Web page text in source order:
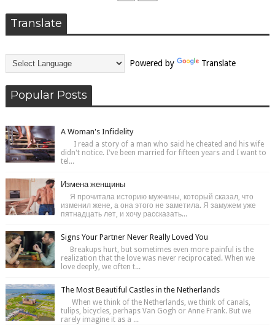
Translate
Powered by Translate
Popular Posts
A Woman's Infidelity
I read a story of a man who said he cheated and his wife
didn't notice. I've been married for fifteen years and I want to
tel...
Измена женщины
Я прочитала историю мужчины, который сказал, что
изменил жене, а она этого не заметила. Я замужем уже
пятнадцать лет, и хочу рассказать...
Signs Your Partner Never Really Loved You
Breakups hurt, but sometimes even more painful is the
realization that the love was never reciprocated. When we
love deeply, we often t...
The Most Beautiful Castles in the Netherlands
When we think of the Netherlands, we think of canals,
tulips, bicycles, perhaps Van Gogh or Anne Frank. But we
rarely imagine it as a ...